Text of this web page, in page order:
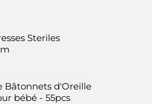
Steriles
Bâtonnets d'Oreille
bébé - 55pcs